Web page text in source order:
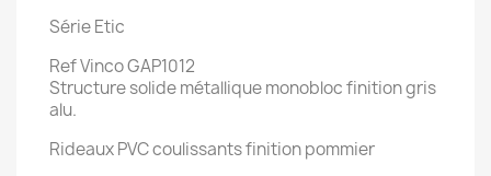
Série Etic
Ref Vinco GAP1012
Structure solide métallique monobloc finition gris
alu.
Rideaux PVC coulissants finition pommier